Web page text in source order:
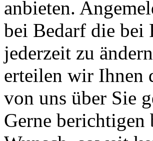
anbieten.
bei Bedarf die bei
jederzeit zu
erteilen wir Ihnen
von uns über Sie
Gerne berichtigen